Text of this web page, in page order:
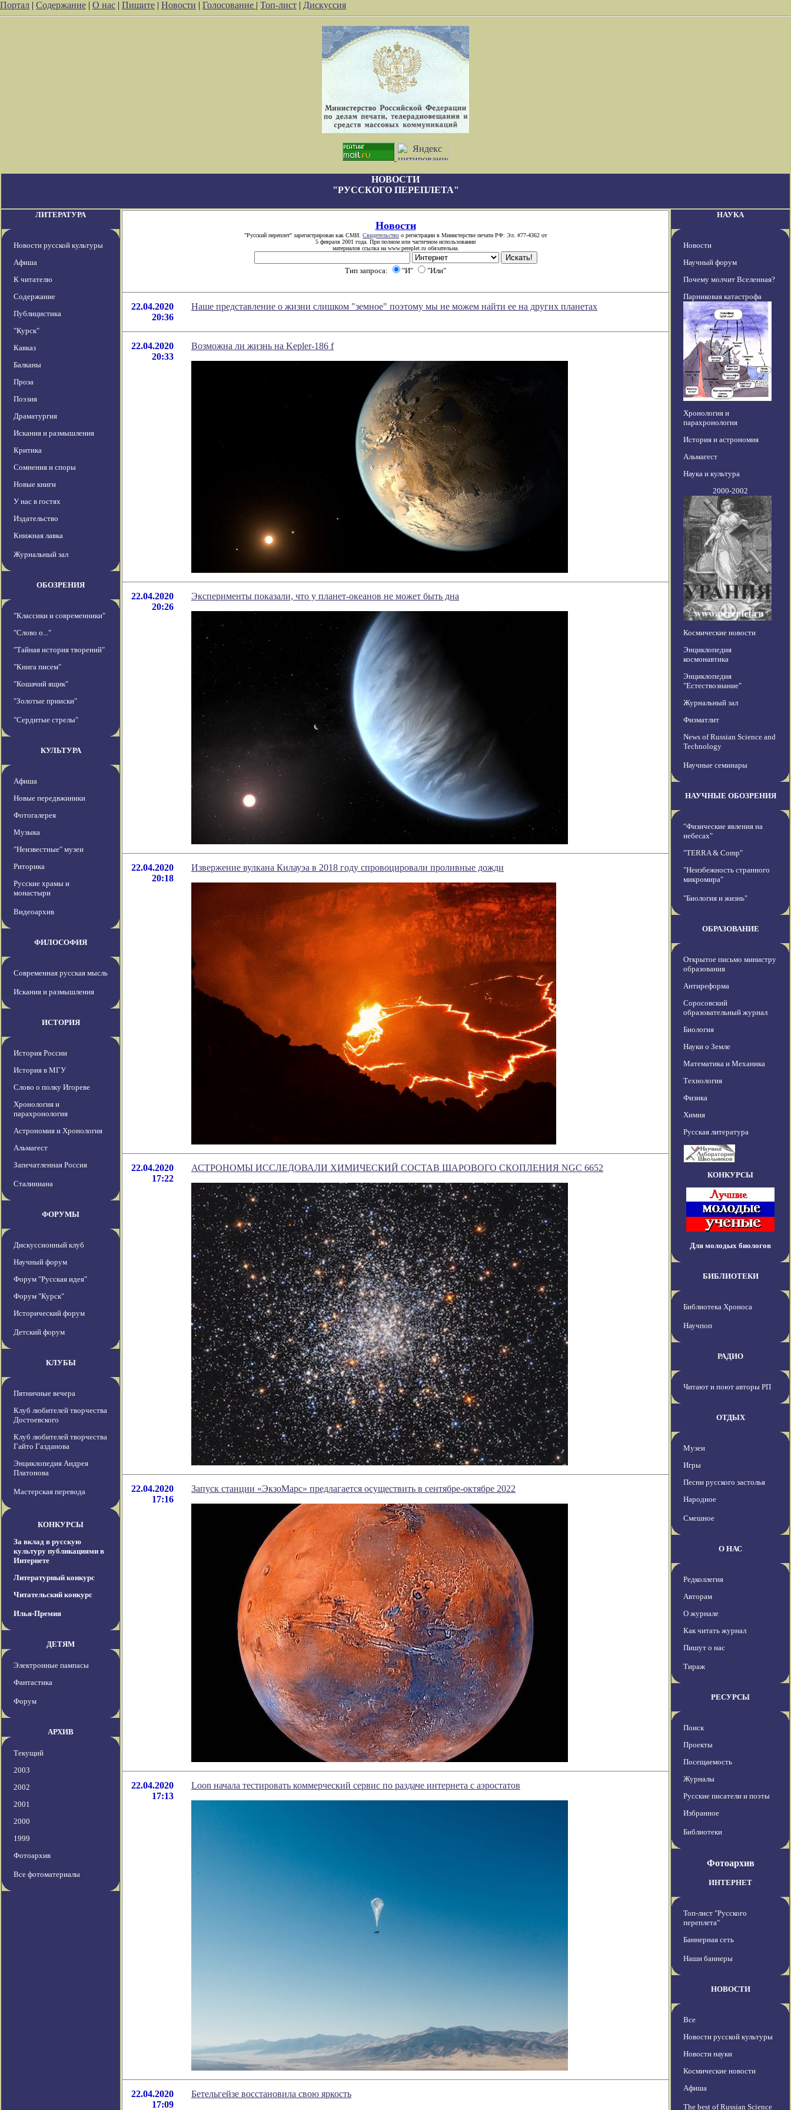
Портал | Содержание | О нас | Пишите | Новости | Голосование | Топ-лист | Дискуссия
НОВОСТИ
"РУССКОГО ПЕРЕПЛЕТА"
ЛИТЕРАТУРА
Новости русской культуры
Афиша
К читателю
Содержание
Публицистика
"Курск"
Кавказ
Балканы
Проза
Поэзия
Драматургия
Искания и размышления
Критика
Сомнения и споры
Новые книги
У нас в гостях
Издательство
Книжная лавка
Журнальный зал
ОБОЗРЕНИЯ
"Классики и современники"
"Слово о..."
"Тайная история творений"
"Книга писем"
"Кошачий ящик"
"Золотые прииски"
"Сердитые стрелы"
КУЛЬТУРА
Афиша
Новые передвжиники
Фотогалерея
Музыка
"Неизвестные" музеи
Риторика
Русские храмы и
монастыри
Видеоархив
ФИЛОСОФИЯ
Современная русская мысль
Искания и размышления
ИСТОРИЯ
История России
История в МГУ
Слово о полку Игореве
Хронология и
парахронология
Астрономия и Хронология
Альмагест
Запечатленная Россия
Сталиниана
ФОРУМЫ
Дискуссионный клуб
Научный форум
Форум "Русская идея"
Форум "Курск"
Исторический форум
Детский форум
КЛУБЫ
Пятничные вечера
Клуб любителей творчества
Достоевского
Клуб любителей творчества
Гайто Газданова
Энциклопедия Андрея
Платонова
Мастерская перевода
КОНКУРСЫ
За вклад в русскую
культуру публикациями в
Интернете
Литературный конкурс
Читательский конкурс
Илья-Премия
ДЕТЯМ
Электронные пампасы
Фантастика
Форум
АРХИВ
Текущий
2003
2002
2001
2000
1999
Фотоархив
Все фотоматериалы
Новости
"Русский переплет" зарегистрирован как СМИ. Свидетельство о регистрации в Министерстве печати РФ: Эл. #77-4362 от
5 февраля 2001 года. При полном или частичном использовании
материалов ссылка на www.pereplet.ru обязательна.
Тип запроса: "И" "Или"
22.04.2020
20:36
Наше представление о жизни слишком "земное" поэтому мы не можем найти ее на других планетах
22.04.2020
20:33
Возможна ли жизнь на Kepler-186 f
22.04.2020
20:26
Эксперименты показали, что у планет-океанов не может быть дна
22.04.2020
20:18
Извержение вулкана Килауэа в 2018 году спровоцировали проливные дожди
22.04.2020
17:22
АСТРОНОМЫ ИССЛЕДОВАЛИ ХИМИЧЕСКИЙ СОСТАВ ШАРОВОГО СКОПЛЕНИЯ NGC 6652
22.04.2020
17:16
Запуск станции «ЭкзоМарс» предлагается осуществить в сентябре-октябре 2022
22.04.2020
17:13
Loon начала тестировать коммерческий сервис по раздаче интернета с аэростатов
22.04.2020
17:09
Бетельгейзе восстановила свою яркость
НАУКА
Новости
Научный форум
Почему молчит Вселенная?
Парниковая катастрофа
Хронология и
парахронология
История и астрономия
Альмагест
Наука и культура
2000-2002
Космические новости
Энциклопедия
космонавтика
Энциклопедия
"Естествознание"
Журнальный зал
Физматлит
News of Russian Science and
Technology
Научные семинары
НАУЧНЫЕ ОБОЗРЕНИЯ
"Физические явления на
небесах"
"TERRA & Comp"
"Неизбежность странного
микромира"
"Биология и жизнь"
ОБРАЗОВАНИЕ
Открытое письмо министру
образования
Антиреформа
Соросовский
образовательный журнал
Биология
Науки о Земле
Математика и Механика
Технология
Физика
Химия
Русская литература
КОНКУРСЫ
Для молодых биологов
БИБЛИОТЕКИ
Библиотека Хроноса
Научпоп
РАДИО
Читают и поют авторы РП
ОТДЫХ
Музеи
Игры
Песни русского застолья
Народное
Смешное
О НАС
Редколлегия
Авторам
О журнале
Как читать журнал
Пишут о нас
Тираж
РЕСУРСЫ
Поиск
Проекты
Посещаемость
Журналы
Русские писатели и поэты
Избранное
Библиотеки
Фотоархив
ИНТЕРНЕТ
Топ-лист "Русского
переплета"
Баннерная сеть
Наши баннеры
НОВОСТИ
Все
Новости русской культуры
Новости науки
Космические новости
Афиша
The best of Russian Science